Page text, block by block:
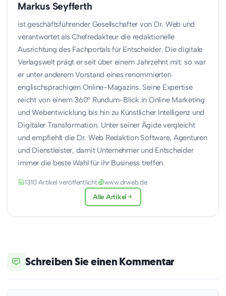
Markus Seyfferth
ist geschäftsführender Gesellschafter von Dr. Web und
verantwortet als Chefredakteur die redaktionelle
Ausrichtung des Fachportals für Entscheider. Die digitale
Verlagswelt prägt er seit über einem Jahrzehnt mit: so war
er unter anderem Vorstand eines renommierten
englischsprachigen Online-Magazins. Seine Expertise
reicht von einem 360° Rundum-Blick in Online Marketing
und Webentwicklung bis hin zu Künstlicher Intelligenz und
Digitaler Transformation. Unter seiner Ägide vergleicht
und empfiehlt die Dr. Web Redaktion Software, Agenturen
und Dienstleister, damit Unternehmer und Entscheider
immer die beste Wahl für ihr Business treffen.
1310 Artikel veröffentlicht www.drweb.de
Alle Artikel
Schreiben Sie einen Kommentar